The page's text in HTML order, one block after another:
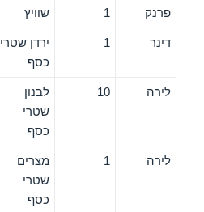
פרנק 1 שוויץ
דינר 1
ירדן שטרי
כסף
לירה 10
לבנון
שטרי
כסף
לירה 1
מצרים
שטרי
כסף